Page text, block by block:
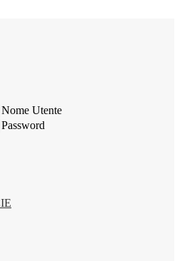
Nome Utente
Password